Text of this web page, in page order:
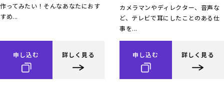
作ってみたい！そんなあなたにおす
すめ...
申し込む 詳しく見る
カメラマンやディレクター、音声な
ど、テレビで耳にしたことのある仕
事を...
申し込む 詳しく見る